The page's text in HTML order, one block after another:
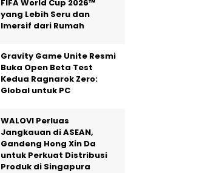
FIFA World Cup 2026™
yang Lebih Seru dan
Imersif dari Rumah
Gravity Game Unite Resmi
Buka Open Beta Test
Kedua Ragnarok Zero:
Global untuk PC
WALOVI Perluas
Jangkauan di ASEAN,
Gandeng Hong Xin Da
untuk Perkuat Distribusi
Produk di Singapura